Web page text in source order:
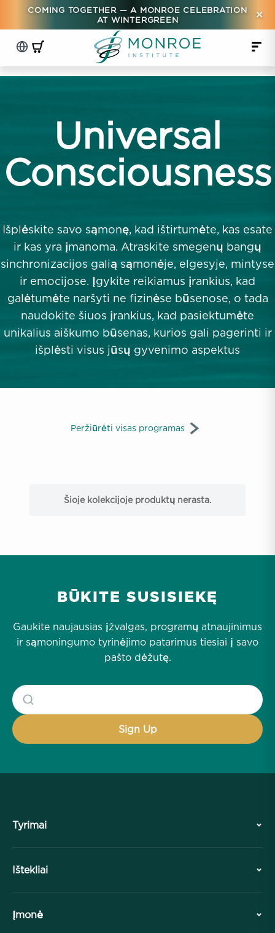
COMING TOGETHER — A MONROE CELEBRATION
AT WINTERGREEN
×
Universal
Consciousness
Išplėskite savo sąmonę, kad ištirtumėte, kas esate
ir kas yra įmanoma. Atraskite smegenų bangų
sinchronizacijos galią sąmonėje, elgesyje, mintyse
ir emocijose. Įgykite reikiamus įrankius, kad
galėtumėte naršyti ne fizinėse būsenose, o tada
naudokite šiuos įrankius, kad pasiektumėte
unikalius aiškumo būsenas, kurios gali pagerinti ir
išplėsti visus jūsų gyvenimo aspektus
Peržiūrėti visas programas
Šioje kolekcijoje produktų nerasta.
BŪKITE SUSISIEKĘ
Gaukite naujausias įžvalgas, programų atnaujinimus
ir sąmoningumo tyrinėjimo patarimus tiesiai į savo
pašto dėžutę.
Tyrimai
Profesinė divizija
Ištekliai
Nemokamos meditacijos
Įmonė